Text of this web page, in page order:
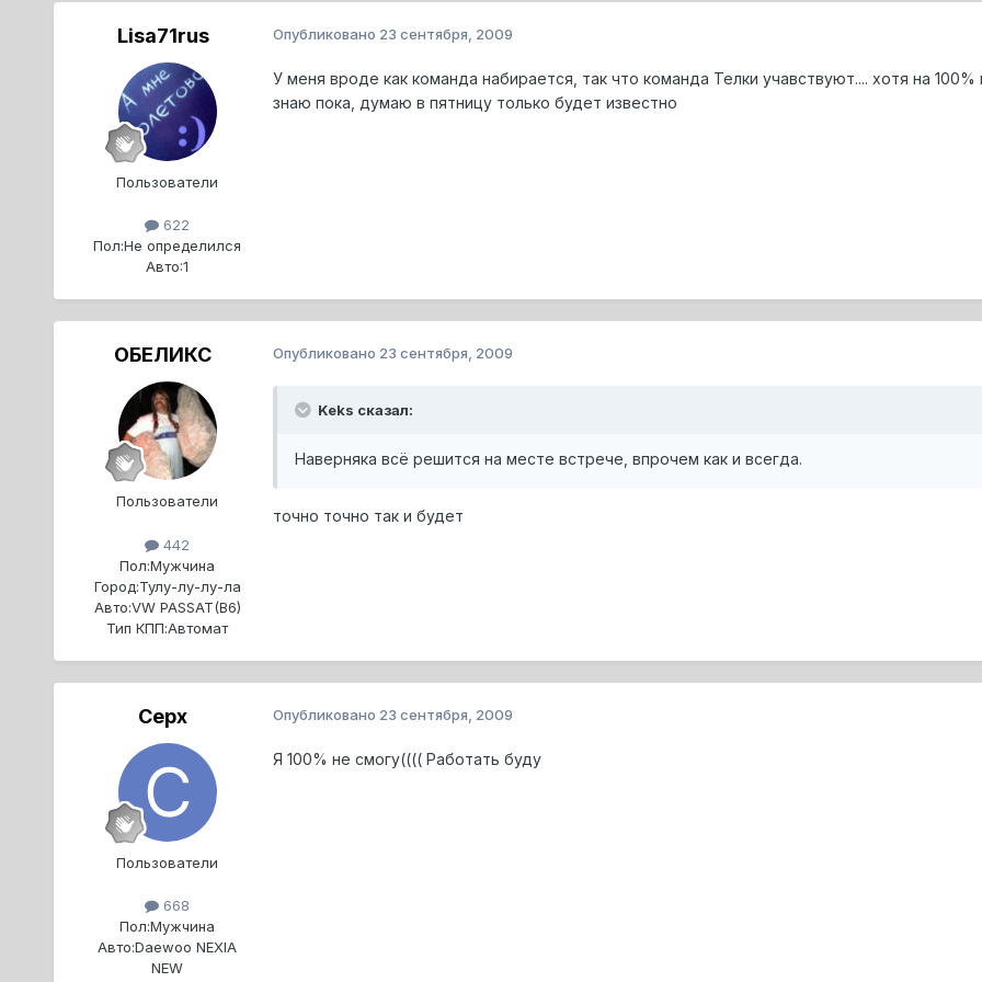
Lisa71rus
Пользователи
622
Пол:Не определился
Авто:1
Опубликовано 23 сентября, 2009
У меня вроде как команда набирается, так что команда Телки учавствуют.... хотя на 100%
знаю пока, думаю в пятницу только будет известно
ОБЕЛИКС
Пользователи
442
Пол:Мужчина
Город:Тулу-лу-лу-ла
Авто:VW PASSAT(B6)
Тип КПП:Автомат
Опубликовано 23 сентября, 2009
Keks сказал:
Наверняка всё решится на месте встрече, впрочем как и всегда.
точно точно так и будет
Cepx
Пользователи
668
Пол:Мужчина
Авто:Daewoo NEXIA
NEW
Опубликовано 23 сентября, 2009
Я 100% не смогу(((( Работать буду